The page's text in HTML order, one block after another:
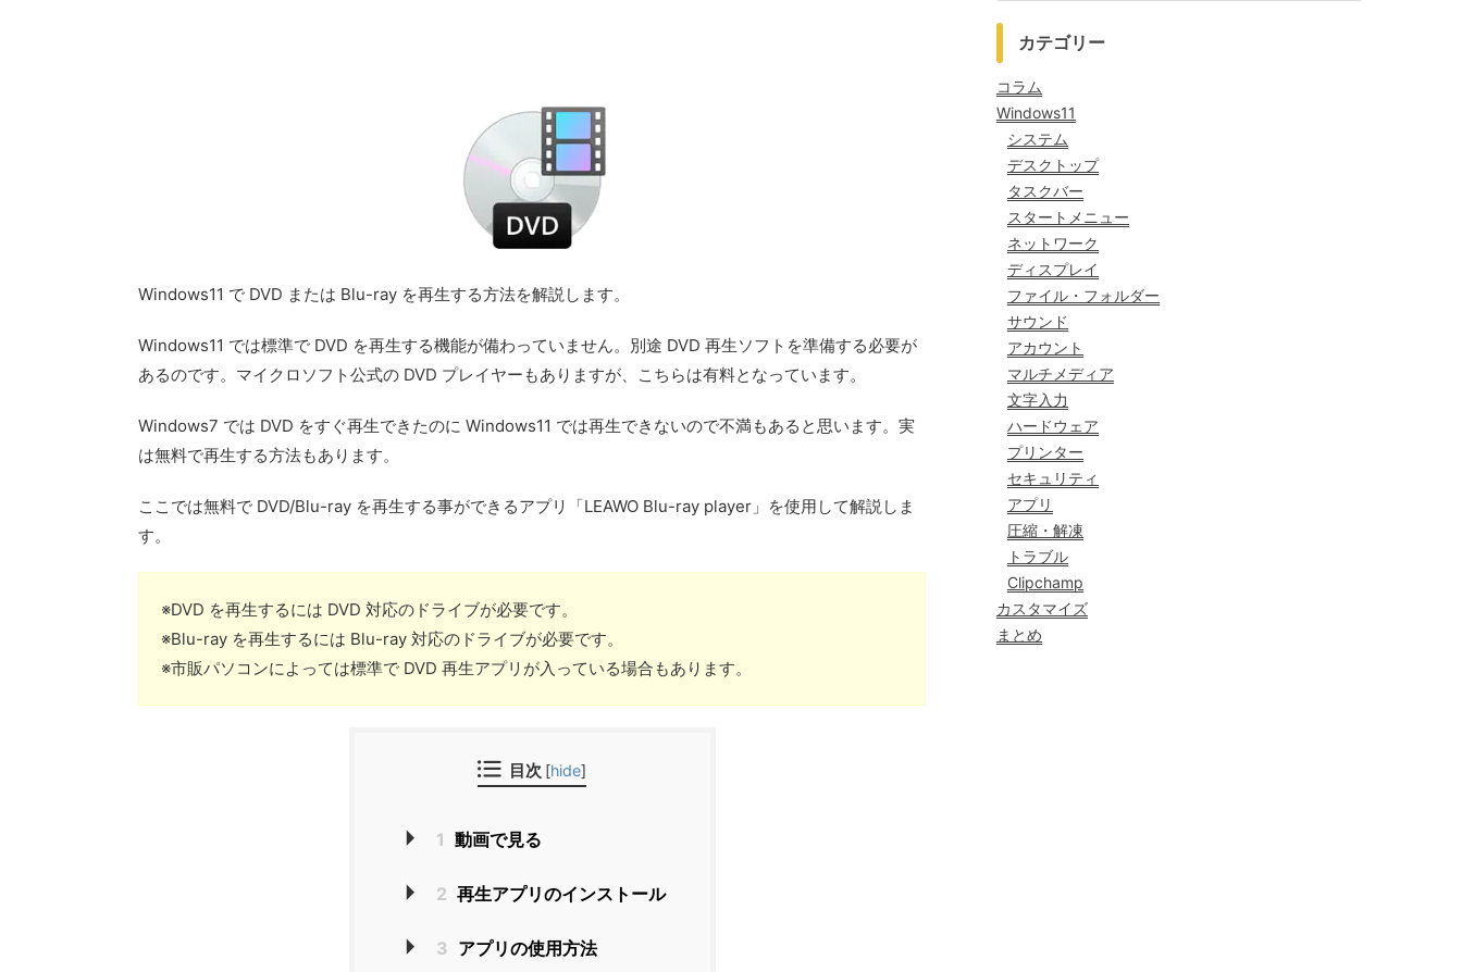
Windows11 で DVD または Blu-ray を再生する方法を解説します。
Windows11 では標準で DVD を再生する機能が備わっていません。別途 DVD 再生ソフトを準備する必要が
あるのです。マイクロソフト公式の DVD プレイヤーもありますが、こちらは有料となっています。
Windows7 では DVD をすぐ再生できたのに Windows11 では再生できないので不満もあると思います。実
は無料で再生する方法もあります。
ここでは無料で DVD/Blu-ray を再生する事ができるアプリ「LEAWO Blu-ray player」を使用して解説しま
す。
※DVD を再生するには DVD 対応のドライブが必要です。
※Blu-ray を再生するには Blu-ray 対応のドライブが必要です。
※市販パソコンによっては標準で DVD 再生アプリが入っている場合もあります。
目次 [hide]
1 動画で見る
2 再生アプリのインストール
3 アプリの使用方法
カテゴリー
コラム
Windows11
システム
デスクトップ
タスクバー
スタートメニュー
ネットワーク
ディスプレイ
ファイル・フォルダー
サウンド
アカウント
マルチメディア
文字入力
ハードウェア
プリンター
セキュリティ
アプリ
圧縮・解凍
トラブル
Clipchamp
カスタマイズ
まとめ